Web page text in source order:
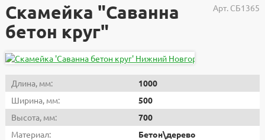
Арт. СБ1365
Скамейка "Саванна
бетон круг"
Длина, мм:
1000
Ширина, мм:
500
Высота, мм:
700
Материал:
Бетон\дерево